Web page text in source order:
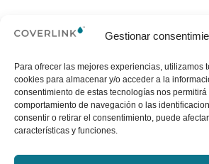
Gestionar
Para ofrecer las mejores experiencias, utilizamos
cookies para almacenar y/o acceder a la
consentimiento de estas tecnologías nos permitirá
comportamiento de navegación o las
consentir o retirar el consentimiento, puede
características y funciones.